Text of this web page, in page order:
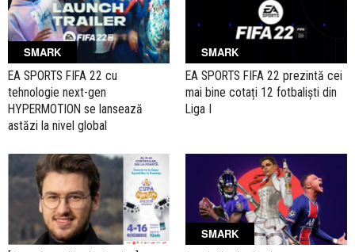
SMARK
EA SPORTS FIFA 22 cu
tehnologie next-gen
HYPERMOTION se lansează
astăzi la nivel global
SMARK
EA SPORTS FIFA 22 prezintă cei
mai bine cotați 12 fotbaliști din
Liga I
SMARK